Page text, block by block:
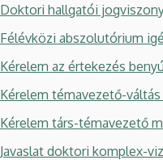
Doktori hallgatói
Félévközi abszolutórium
Kérelem az értekezés
Kérelem témavezető-
Kérelem társ-témavezető
Javaslat doktori komplex-